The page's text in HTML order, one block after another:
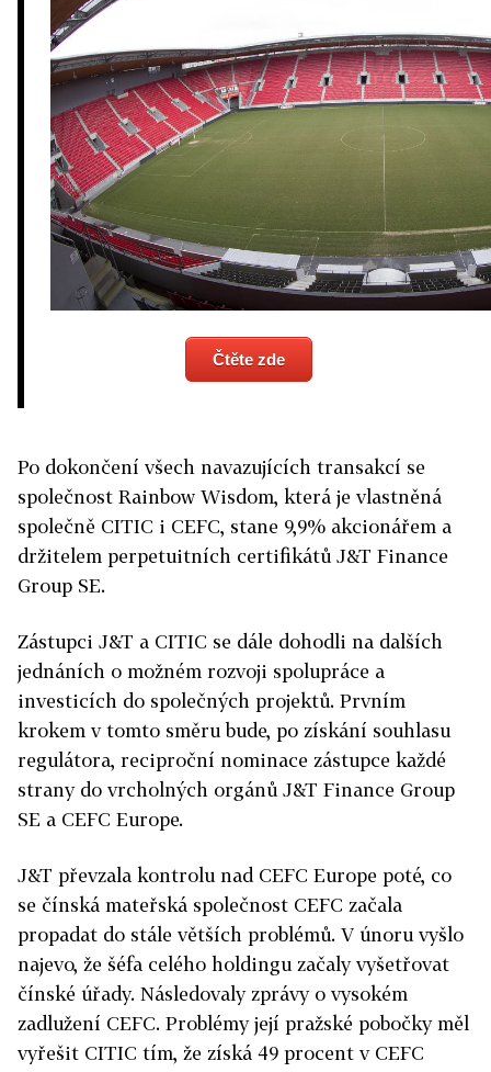
Čtěte zde
Po dokončení všech navazujících transakcí se
společnost Rainbow Wisdom, která je vlastněná
společně CITIC i CEFC, stane 9,9% akcionářem a
držitelem perpetuitních certifikátů J&T Finance
Group SE.
Zástupci J&T a CITIC se dále dohodli na dalších
jednáních o možném rozvoji spolupráce a
investicích do společných projektů. Prvním
krokem v tomto směru bude, po získání souhlasu
regulátora, reciproční nominace zástupce každé
strany do vrcholných orgánů J&T Finance Group
SE a CEFC Europe.
J&T převzala kontrolu nad CEFC Europe poté, co
se čínská mateřská společnost CEFC začala
propadat do stále větších problémů. V únoru vyšlo
najevo, že šéfa celého holdingu začaly vyšetřovat
čínské úřady. Následovaly zprávy o vysokém
zadlužení CEFC. Problémy její pražské pobočky měl
vyřešit CITIC tím, že získá 49 procent v CEFC